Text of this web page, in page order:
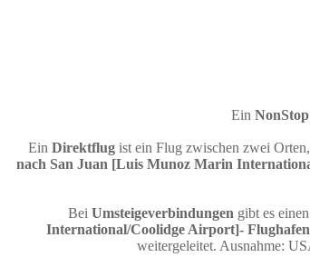
Ein
Ein Direktflugist ein Flug zwischen zwei
nach San Juan [Luis Munoz Marin
Bei Umsteigeverbindungen gibt es
International/Coolidge Airport]-
weitergeleitet. Ausnahme: